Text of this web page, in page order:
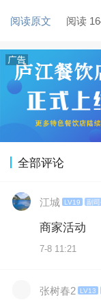
阅读原文 阅读
全部评论
江城 LV19 副司
商家活动
7-8 11:21
张树春2 LV13